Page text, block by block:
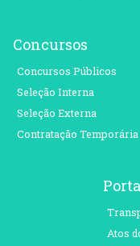
Concursos
Concursos Públicos
Seleção Interna
Seleção Externa
Contratação Temporária
Atos